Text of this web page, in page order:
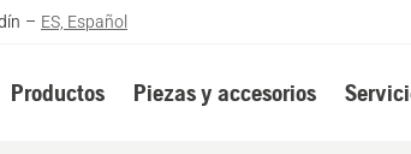
– ES, Español
Productos Piezas y accesorios